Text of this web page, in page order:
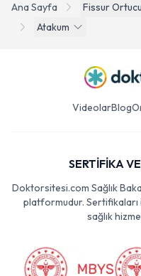
Ana Sayfa Fissur
Atakum
VideolarBlog
SERTİFİKA
Doktorsitesi.com Sağlık
platformudur. Sertifikaları
sağlık